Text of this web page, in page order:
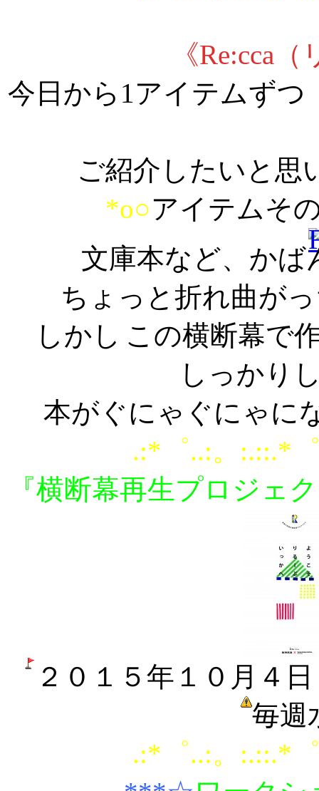
《Re:cca
今日から1アイテムずつ
ご紹介したいと思
*o○アイテムそ
文庫本など、かば
ちょっと折れ曲が
しかし この横断幕で
しっかり
本がぐにゃぐにゃに
.:*゜..:。:.::.*
『横断幕再生プロジェ
２０１５年１０月４
毎週
.:*゜..:。:.::.*